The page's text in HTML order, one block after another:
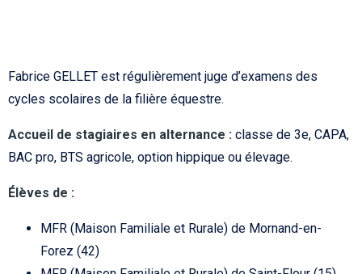
Fabrice GELLET est régulièrement juge d’examens des
cycles scolaires de la filière équestre.
Accueil de stagiaires en alternance : classe de 3e, CAPA,
BAC pro, BTS agricole, option hippique ou élevage.
Élèves de :
MFR (Maison Familiale et Rurale) de Mornand-en-
Forez (42)